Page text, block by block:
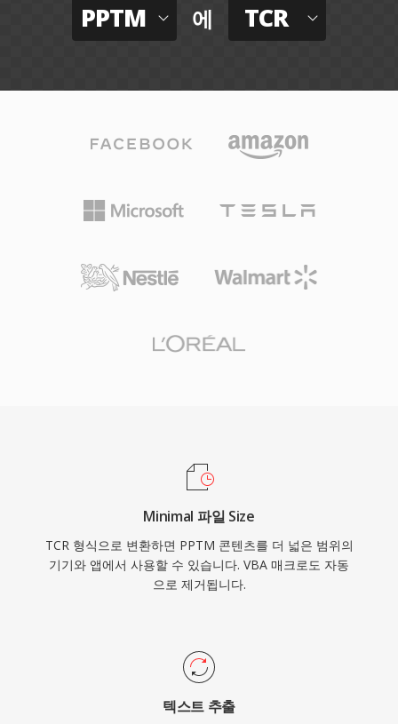
PPTM 에 TCR
Minimal 파일 Size
TCR 형식으로 변환하면 PPTM 콘텐츠를 더 넓은 범위의
기기와 앱에서 사용할 수 있습니다. VBA 매크로도 자동
으로 제거됩니다.
텍스트 추출